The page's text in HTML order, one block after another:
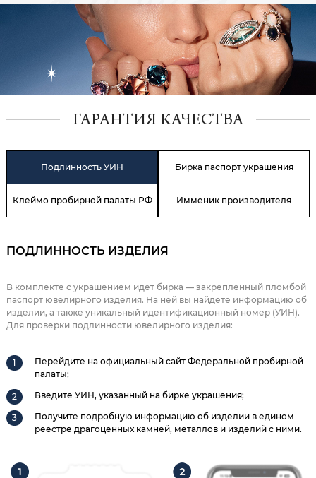
ГАРАНТИЯ КАЧЕСТВА
Подлинность УИН Бирка паспорт украшения
Клеймо пробирной палаты РФ Имменик производителя
ПОДЛИННОСТЬ ИЗДЕЛИЯ
В комплекте с украшением идет бирка — закрепленный пломбой
паспорт ювелирного изделия. На ней вы найдете информацию об
изделии, а также уникальный идентификационный номер (УИН).
Для проверки подлинности ювелирного изделия:
Перейдите на официальный сайт Федеральной пробирной
палаты;
Введите УИН, указанный на бирке украшения;
Получите подробную информацию об изделии в едином
реестре драгоценных камней, металлов и изделий с ними.